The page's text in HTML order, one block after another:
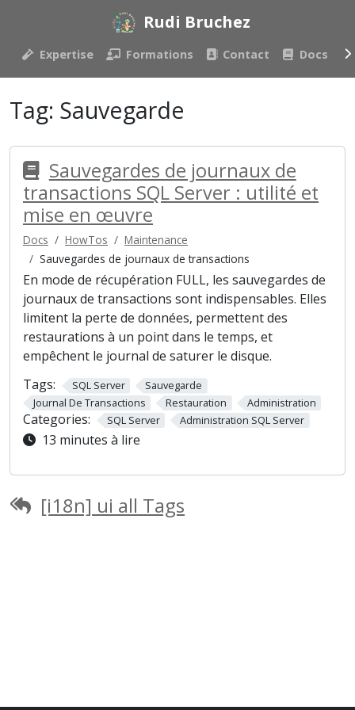
Rudi Bruchez
Expertise Formations Contact Docs
Tag: Sauvegarde
Sauvegardes de journaux de
transactions SQL Server : utilité et
mise en œuvre
Docs HowTos
Maintenance
Sauvegardes de journaux de transactions
En mode de récupération FULL, les sauvegardes de
journaux de transactions sont indispensables. Elles
limitent la perte de données, permettent des
restaurations à un point dans le temps, et
empêchent le journal de saturer le disque.
Tags:
SQL Server
Sauvegarde
Journal De Transactions
Restauration Administration
Categories: SQL Server Administration SQL Server
13 minutes à lire
[i18n] ui all Tags